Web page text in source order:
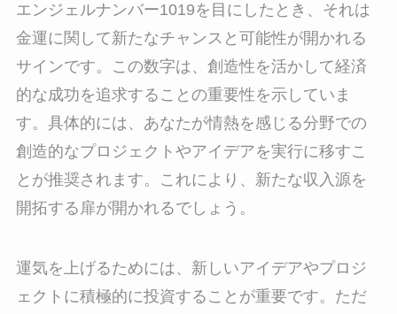
エンジェルナンバー1019を目にしたとき、それは
金運に関して新たなチャンスと可能性が開かれる
サインです。この数字は、創造性を活かして経済
的な成功を追求することの重要性を示していま
す。具体的には、あなたが情熱を感じる分野での
創造的なプロジェクトやアイデアを実行に移すこ
とが推奨されます。これにより、新たな収入源を
開拓する扉が開かれるでしょう。
運気を上げるためには、新しいアイデアやプロジ
ェクトに積極的に投資することが重要です。ただ